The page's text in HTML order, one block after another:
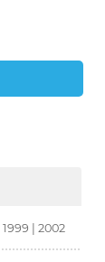
1999 | 2002